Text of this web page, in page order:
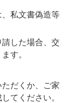
私文書偽造等
した場合、交
す。
だくか、ご家
てください。